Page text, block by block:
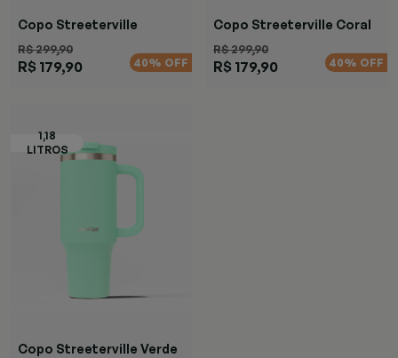
Copo Streeterville
R$ 299,90
R$ 179,90 40% OFF
Copo Streeterville Coral
R$ 299,90
R$ 179,90 40% OFF
Copo Streeterville Verde